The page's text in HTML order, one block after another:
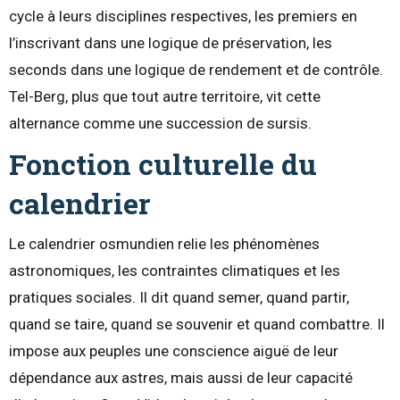
cycle à leurs disciplines respectives, les premiers en
l’inscrivant dans une logique de préservation, les
seconds dans une logique de rendement et de contrôle.
Tel-Berg, plus que tout autre territoire, vit cette
alternance comme une succession de sursis.
Fonction culturelle du
calendrier
Le calendrier osmundien relie les phénomènes
astronomiques, les contraintes climatiques et les
pratiques sociales. Il dit quand semer, quand partir,
quand se taire, quand se souvenir et quand combattre. Il
impose aux peuples une conscience aiguë de leur
dépendance aux astres, mais aussi de leur capacité